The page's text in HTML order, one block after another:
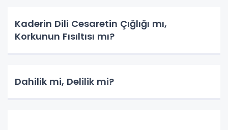
Kaderin Dili Cesaretin Çığlığı mı,
Korkunun Fısıltısı mı?
Dahilik mi, Delilik mi?